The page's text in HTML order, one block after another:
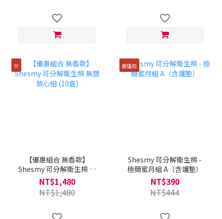
🩵
【優惠組合 無香款】
Shesmy 可分解衛生棉 無
塑放心組 (10盒)
NT$1,480
NT$1,480
超值包
Shesmy 可分解衛生棉 -
極簡蜜月組 A（含護墊）
NT$390
NT$444